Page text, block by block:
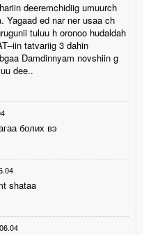
deeremchidiig umuurch
Yagaad ed nar ner usaa ch
tuluu h oronoo hudaldah
iin tatvariig 3 dahin
Damdinnyam novshiin g
dee..
болих вэ
shataa